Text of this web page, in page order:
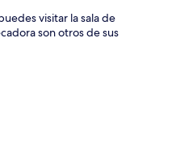
visitar la sala de
son otros de sus